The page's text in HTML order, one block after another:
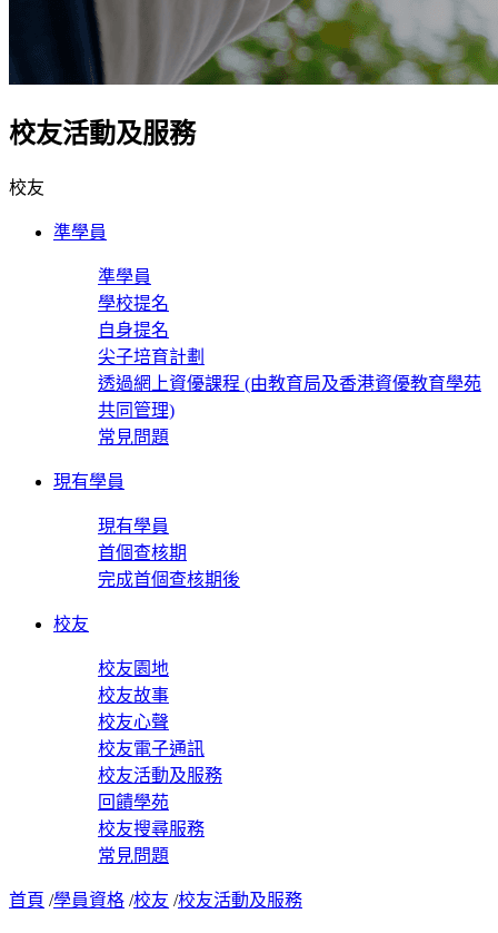
校友活動及服務
校友
準學員
準學員
學校提名
自身提名
尖子培育計劃
透過網上資優課程 (由教育局及香港資優教育學苑
共同管理)
常見問題
現有學員
現有學員
首個查核期
完成首個查核期後
校友
校友園地
校友故事
校友心聲
校友電子通訊
校友活動及服務
回饋學苑
校友搜尋服務
常見問題
首頁 /學員資格 /校友 /校友活動及服務